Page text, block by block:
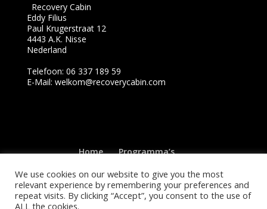
Recovery Cabin
Eddy Filius
Paul Krugerstraat 12
4443 A.K. Nisse
Nederland
Telefoon: 06 337 189 59
E-Mail: welkom@recoverycabin.com
Home
Programma’s
Afspraak maken
Over ons
Contact
Privacy Policy
We use cookies on our website to give you the most
relevant experience by remembering your preferences and
repeat visits. By clicking “Accept”, you consent to the use of
ALL the cookies.